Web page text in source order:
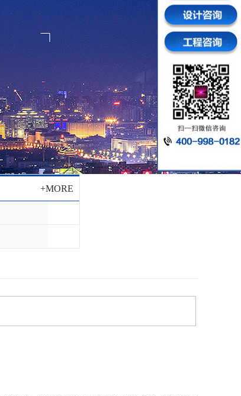
+MORE